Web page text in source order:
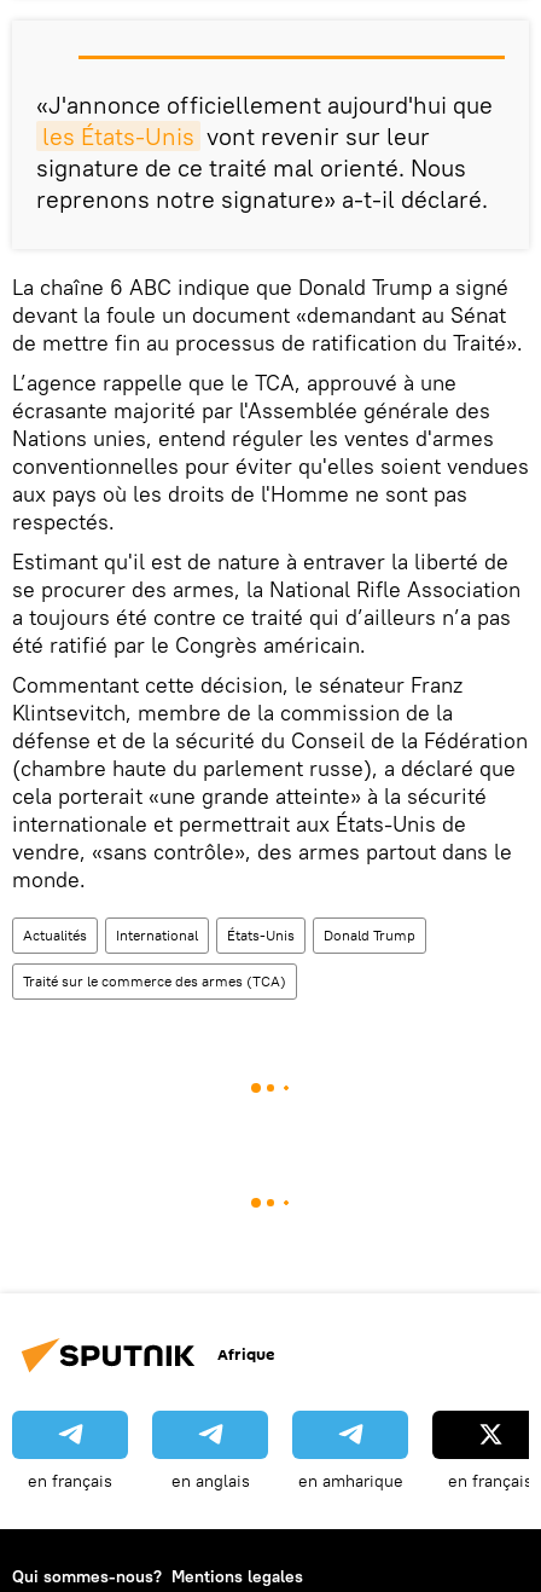
«J'annonce officiellement aujourd'hui que
les États-Unis vont revenir sur leur
signature de ce traité mal orienté. Nous
reprenons notre signature» a-t-il déclaré.
La chaîne 6 ABC indique que Donald Trump a signé
devant la foule un document «demandant au Sénat
de mettre fin au processus de ratification du Traité».
L’agence rappelle que le TCA, approuvé à une
écrasante majorité par l'Assemblée générale des
Nations unies, entend réguler les ventes d'armes
conventionnelles pour éviter qu'elles soient vendues
aux pays où les droits de l'Homme ne sont pas
respectés.
Estimant qu'il est de nature à entraver la liberté de
se procurer des armes, la National Rifle Association
a toujours été contre ce traité qui d’ailleurs n’a pas
été ratifié par le Congrès américain.
Commentant cette décision, le sénateur Franz
Klintsevitch, membre de la commission de la
défense et de la sécurité du Conseil de la Fédération
(chambre haute du parlement russe), a déclaré que
cela porterait «une grande atteinte» à la sécurité
internationale et permettrait aux États-Unis de
vendre, «sans contrôle», des armes partout dans le
monde.
Actualités International États-Unis Donald Trump
Traité sur le commerce des armes (TCA)
Afrique
en français en anglais en amharique en français
Qui sommes-nous? Mentions legales